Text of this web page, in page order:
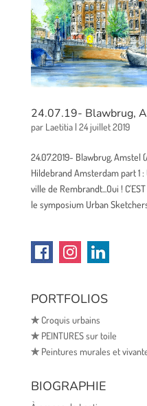
24.07.19- Blawbrug,
par Laetitia| 24 juillet 2019
24.07.2019- Blawbrug,
Hildebrand Amsterdam part 1
ville de Rembrandt...Oui !
le symposium Urban
PORTFOLIOS
✯Croquis urbains
✯PEINTURES sur toile
✯Peintures murales et
BIOGRAPHIE